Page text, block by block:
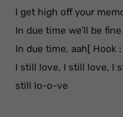
I get high off your
In due time we’ll be fine
In due time, aah[ Hook
I still love, I still love, I
still lo-o-ve